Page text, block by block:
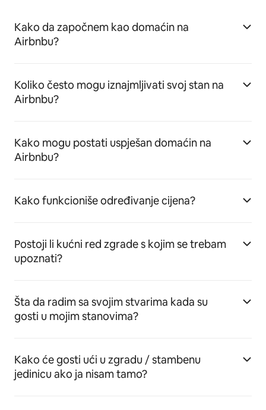
Kako da započnem kao domaćin na
Airbnbu?
Koliko često mogu iznajmljivati svoj stan na
Airbnbu?
Kako mogu postati uspješan domaćin na
Airbnbu?
Kako funkcioniše određivanje cijena?
Postoji li kućni red zgrade s kojim se trebam
upoznati?
Šta da radim sa svojim stvarima kada su
gosti u mojim stanovima?
Kako će gosti ući u zgradu / stambenu
jedinicu ako ja nisam tamo?